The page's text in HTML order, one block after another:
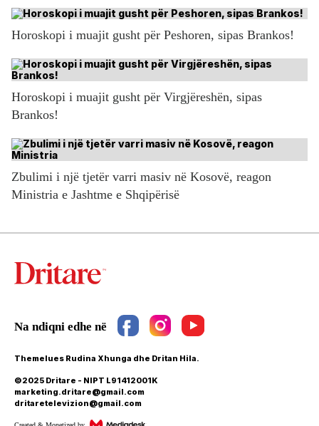
Horoskopi i muajit gusht për Peshoren, sipas Brankos!
Horoskopi i muajit gusht për Virgjëreshën, sipas
Brankos!
Zbulimi i një tjetër varri masiv në Kosovë, reagon
Ministria e Jashtme e Shqipërisë
Themelues Rudina Xhunga dhe Dritan Hila.
©2025 Dritare - NIPT L91412001K
marketing.dritare@gmail.com
dritaretelevizion@gmail.com